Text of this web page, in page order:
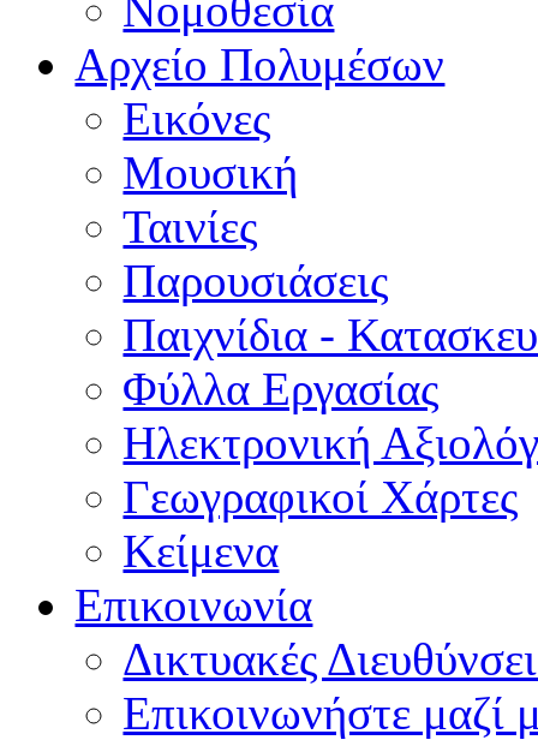
Αρχείο Πολυμέσων
Εικόνες
Μουσική
Ταινίες
Παρουσιάσεις
Παιχνίδια -
Φύλλα Εργασίας
Ηλεκτρονική
Γεωγραφικοί Χάρτες
Κείμενα
Επικοινωνία
Δικτυακές
Επικοινωνήστε μαζί